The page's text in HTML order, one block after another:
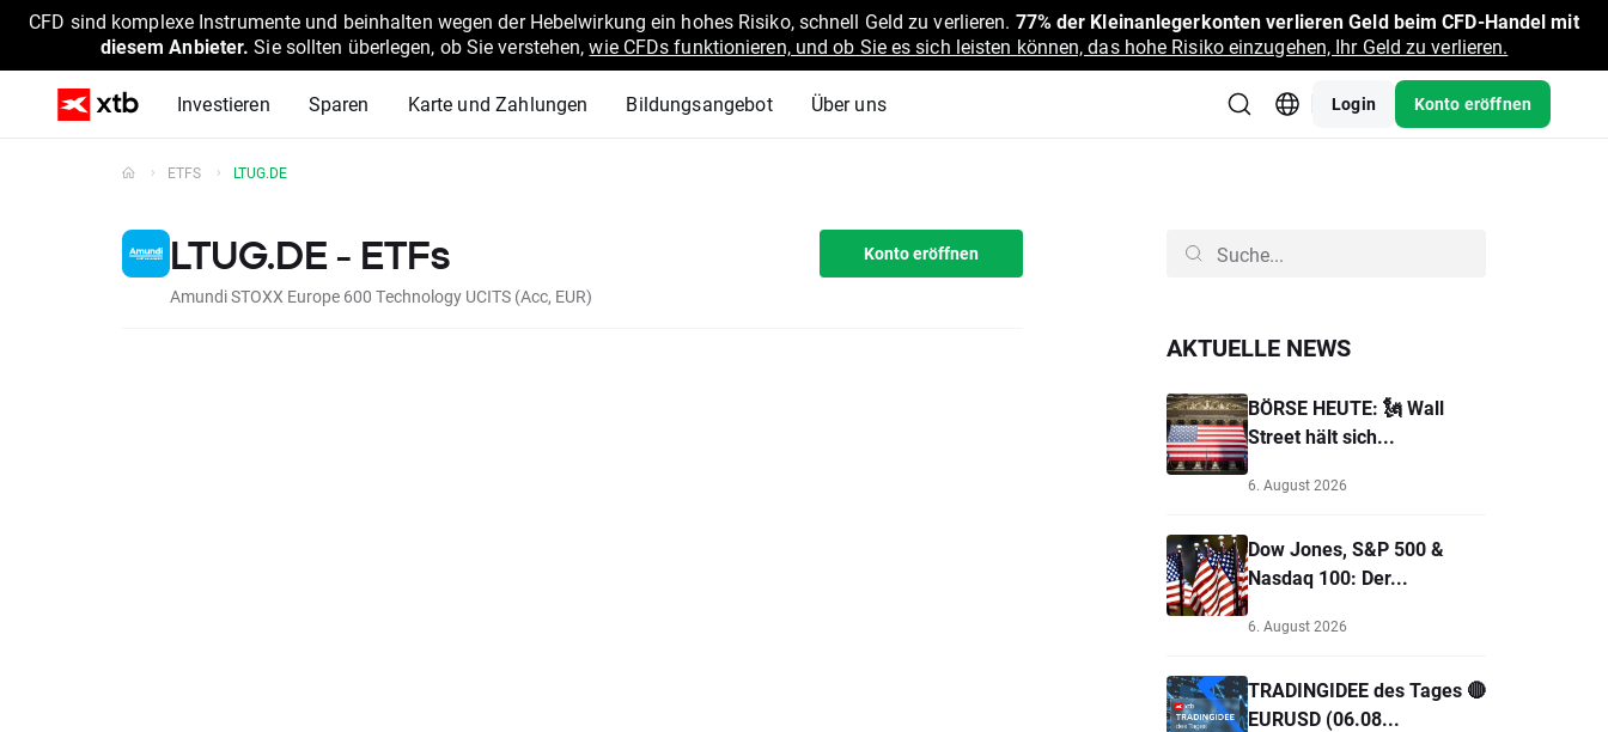
CFD sind komplexe Instrumente und beinhalten wegen der Hebelwirkung ein hohes Risiko, schnell Geld zu verlieren. 77% der Kleinanlegerkonten verlieren Geld beim CFD-Handel mit
diesem Anbieter. Sie sollten überlegen, ob Sie verstehen,wie CFDs funktionieren, und ob Sie es sich leisten können, das hohe Risiko einzugehen, Ihr Geld zu verlieren.
Investieren Sparen Karte und Zahlungen Bildungsangebot Über uns Login Konto eröffnen
ETFS LTUG.DE
LTUG.DE - ETFs
Amundi STOXX Europe 600 Technology UCITS (Acc, EUR)
Konto eröffnen
AKTUELLE NEWS
BÖRSE HEUTE: 🗽 Wall
Street hält sich...
6. August 2026
Dow Jones, S&P 500 &
Nasdaq 100: Der...
6. August 2026
TRADINGIDEE des Tages 🔴
EURUSD (06.08...